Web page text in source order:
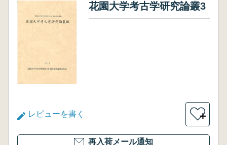
花園大学考古学研究論叢3
レビューを書く ＋
再入荷メール通知